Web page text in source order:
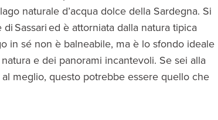
naturale d’acqua dolce della Sardegna. Si
Sassari ed è attorniata dalla natura tipica
in sé non è balneabile, ma è lo sfondo ideale
e dei panorami incantevoli. Se sei alla
meglio, questo potrebbe essere quello che